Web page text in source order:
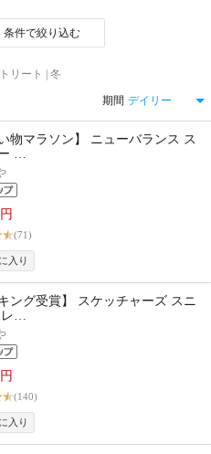
条件で絞り込む
リート | 冬
期間
物マラソン】 ニューバランス ス
…
円
(71)
ング受賞】 スケッチャーズ スニ
…
円
(140)